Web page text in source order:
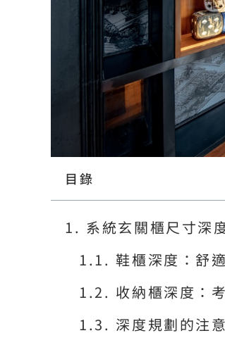
目錄
系統玄關櫃尺寸深
鞋櫃深度：舒
收納櫃深度：
深度規劃的注